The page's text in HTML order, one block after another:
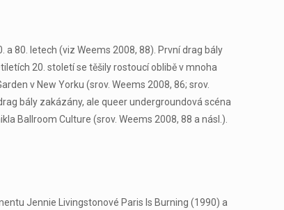
80. letech (viz Weems 2008, 88). První drag bály
20. století se těšily rostoucí oblibě v mnoha
v New Yorku (srov. Weems 2008, 86; srov.
bály zakázány, ale queer undergroundová scéna
Ballroom Culture (srov. Weems 2008, 88 a násl.).
Jennie Livingstonové Paris Is Burning (1990) a